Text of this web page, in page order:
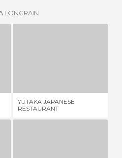
LONGRAIN
YUTAKA JAPANESE
RESTAURANT